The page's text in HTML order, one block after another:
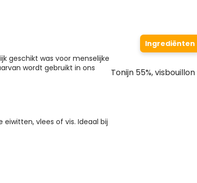
geschikt was voor menselijke
wordt gebruikt in ons
eiwitten, vlees of vis. Ideaal bij
Ingrediënten
Tonijn 55%, visbouillon